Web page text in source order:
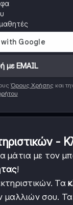
με EMAIL
Όρους Χρήσης και
-
μάτια με
!
Τα
μαλλιών σου. Τα